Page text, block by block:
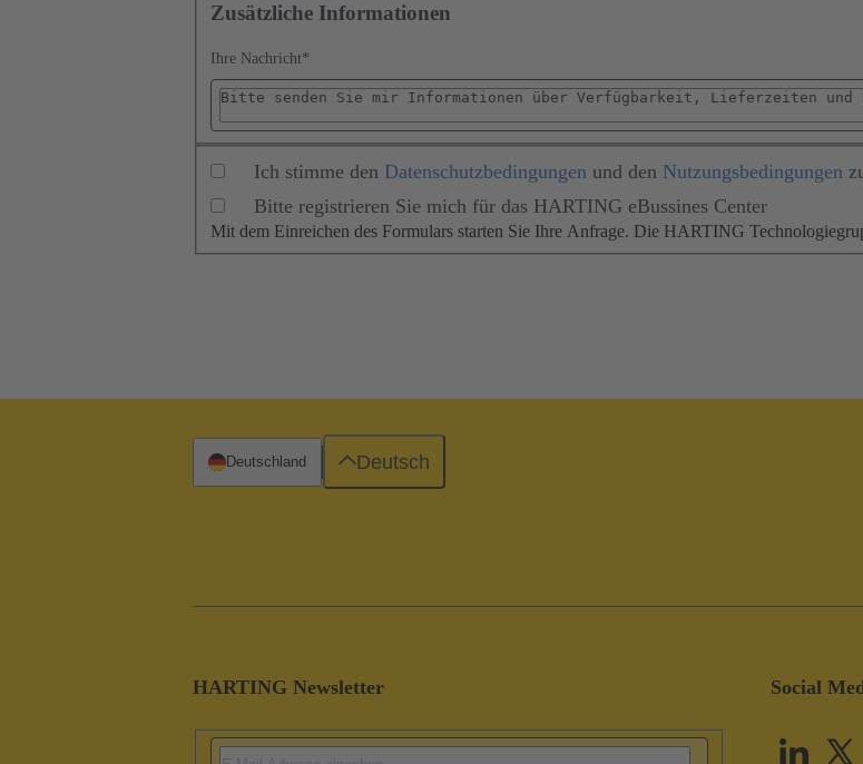
Zusätzliche Informationen
Ihre Nachricht*
Ich stimme den Datenschutzbedingungen und den Nutzungsbedingungen
Bitte registrieren Sie mich für das HARTING eBussines Center
Mit dem Einreichen des Formulars starten Sie Ihre Anfrage. Die HARTING
HARTING Newsletter Social
Deutschland Deutsch